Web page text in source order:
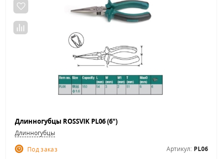
Длинногубцы ROSSVIK PL06 (6")
Длинногубцы
Под заказ
Артикул: PL06